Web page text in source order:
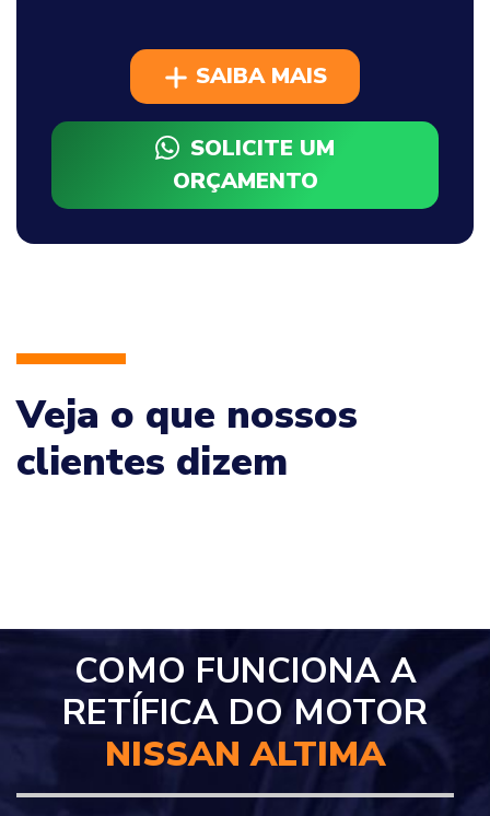
SAIBA MAIS
SOLICITE UM
ORÇAMENTO
Veja o que nossos
clientes dizem
COMO FUNCIONA A
RETÍFICA DO MOTOR
NISSAN ALTIMA